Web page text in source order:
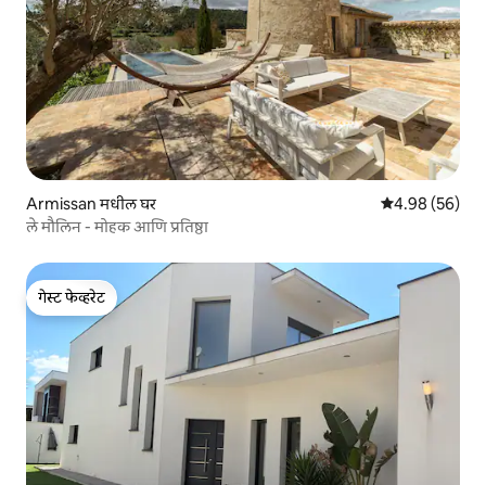
Armissan मधील घर 5 पैकी 4.98
4.98 (56)
ले मौलिन - मोहक आणि प्रतिष्ठा
गेस्ट फेव्हरेट
गेस्ट फेव्हरेट